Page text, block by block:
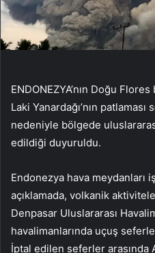
ENDONEZYA’nın Doğu
Laki Yanardağı’nın
nedeniyle bölgede
edildiği duyuruldu.
Endonezya hava meydanları
açıklamada, volkanik
Denpasar Uluslararası
havalimanlarında uçuş
İptal edilen seferler arasında